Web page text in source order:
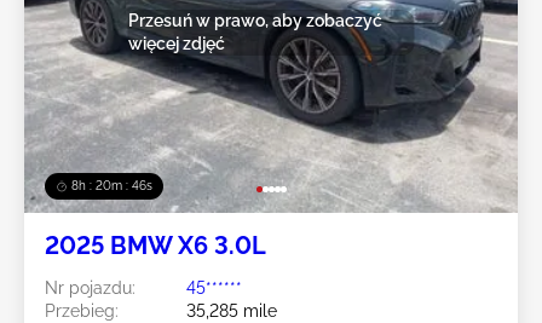
8h : 20m : 43s
Przesuń w prawo, aby zobaczyć
więcej zdjęć
2025 BMW X6 3.0L
Nr pojazdu:
45******
Przebieg:
35,285 mile